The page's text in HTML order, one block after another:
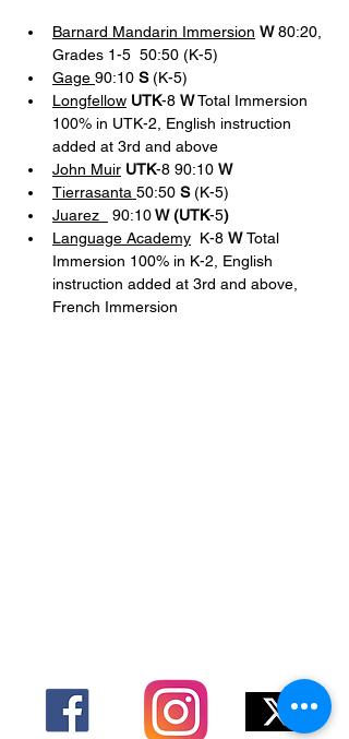
Barnard Mandarin Immersion W 80:20,
Grades 1-5  50:50 (K-5)
Gage 90:10 S (K-5)
Longfellow UTK-8 W Total Immersion
100% in UTK-2, English instruction
added at 3rd and above
John Muir UTK-8 90:10 W
Tierrasanta 50:50 S (K-5)
Juarez
90:10 W (UTK-5)
Language Academy K-8 W Total
Immersion 100% in K-2, English
instruction added at 3rd and above,
French Immersion